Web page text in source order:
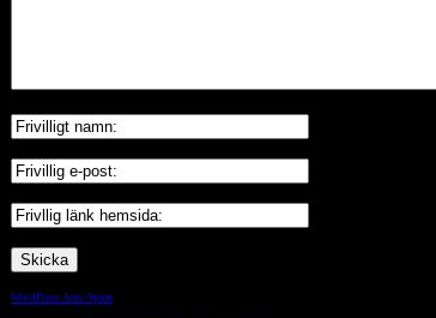
WordPress Anti-Spam